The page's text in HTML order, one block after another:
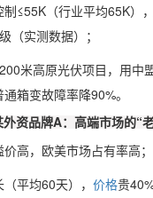
制≤55K（行业平均65K）
（实测数据）；
米高原光伏项目，用中
通箱变故障率降90%。
外资品牌A：高端市场的“
高，欧美市场占有率高；
平均60天）， 价格贵